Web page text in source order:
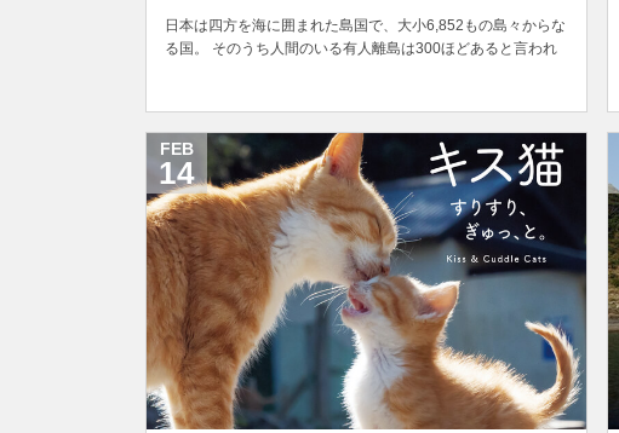
日本は四方を海に囲まれた島国で、大小6,852もの島々からな
る国。 そのうち人間のいる有人離島は300ほどあると言われ
中しているため、離島に住んでいる猫の日常風景をうかがい
知る機会はそれほど多くありません。 そん...
FEB
14